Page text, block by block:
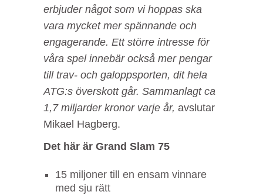
erbjuder något som vi hoppas ska
vara mycket mer spännande och
engagerande. Ett större intresse för
våra spel innebär också mer pengar
till trav- och galoppsporten, dit hela
ATG:s överskott går. Sammanlagt ca
1,7 miljarder kronor varje år, avslutar
Mikael Hagberg.
Det här är Grand Slam 75
15 miljoner till en ensam vinnare
med sju rätt